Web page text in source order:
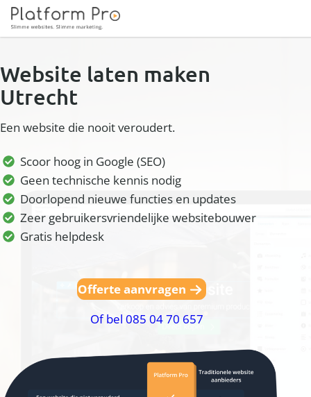
Website laten maken
Utrecht
Een website die nooit veroudert.
Scoor hoog in Google (SEO)
Geen technische kennis nodig
Doorlopend nieuwe functies en updates
Zeer gebruikersvriendelijke websitebouwer
Gratis helpdesk
Offerte aanvragen
Of bel 085 04 70 657